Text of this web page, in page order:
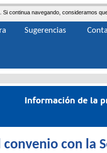
continua navegando, consideramos
con la
Sugerencias